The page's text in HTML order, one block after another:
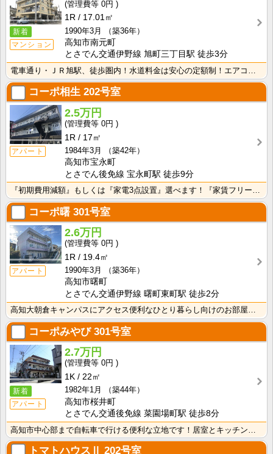
新着
マンション
0円
1R
17.01㎡
1990年3月
（築36年）
高知市南元町
とさでん交通伊野線 旭町三丁目駅 徒歩3分
コーポ相生 202号室
アパート
2.5万円
0円
1R
17㎡
1984年3月
（築42年）
高知市宝永町
とさでん後免線 宝永町駅 徒歩9分
コーポ曙 301号室
アパート
2.6万円
0円
1R
19.4㎡
1990年3月
（築36年）
高知市曙町
とさでん交通伊野線 曙町東町駅 徒歩2分
コーポみやび301号室
新着
アパート
2.7万円
0円
1K
22㎡
1982年1月
（築44年）
高知市桜井町
とさでん交通後免線 菜園場町駅 徒歩8分
トマトハウスⅡ 202号室